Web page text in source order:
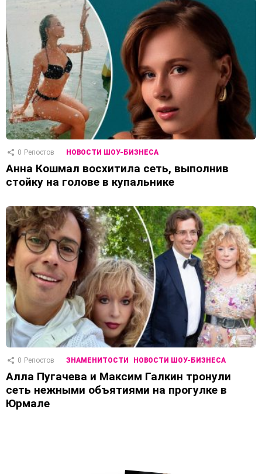
0 Репостов НОВОСТИ ШОУ-БИЗНЕСА
Анна Кошмал восхитила сеть, выполнив
стойку на голове в купальнике
0 Репостов ЗНАМЕНИТОСТИ НОВОСТИ ШОУ-БИЗНЕСА
Алла Пугачева и Максим Галкин тронули
сеть нежными объятиями на прогулке в
Юрмале